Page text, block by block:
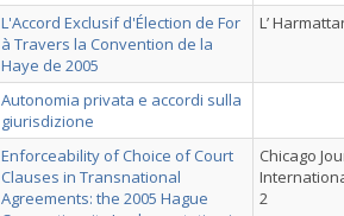
L'Accord Exclusif d'Élection de For
à Travers la Convention de la
Haye de 2005
L’
Autonomia privata e accordi sulla
giurisdizione
Enforceability of Choice of Court
Clauses in Transnational
Agreements: the 2005 Hague
Chicago
2